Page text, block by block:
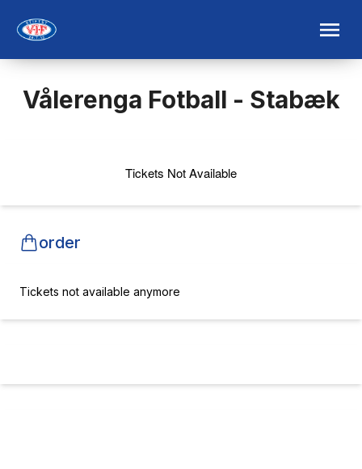
Vålerenga Fotball - Stabæk
Tickets Not Available
order
Tickets not available anymore